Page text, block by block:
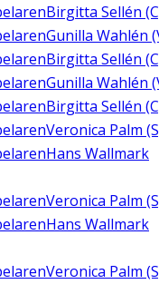
Birgitta Sellén
Gunilla Wahlén
Birgitta Sellén
Gunilla Wahlén
Birgitta Sellén
Veronica Palm
Hans Wallmark
Veronica Palm
Hans Wallmark
Veronica Palm